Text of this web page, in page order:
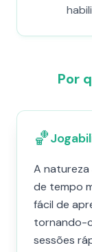
Por
🏀
A
de tempo
fácil de
tornando-
sessões